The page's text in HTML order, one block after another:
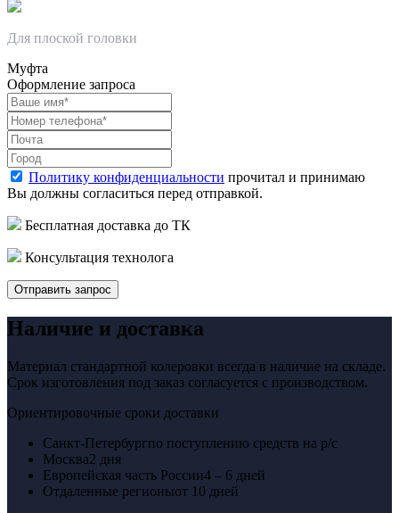
Для плоской головки
Муфта
Оформление запроса
Политику конфиденциальности прочитал и принимаю
Вы должны согласиться перед отправкой.
Бесплатная доставка до ТК
Консультация технолога
Отправить запрос
Наличие и доставка
Материал стандартной колеровки всегда в наличие на складе.
Срок изготовления под заказ согласуется с производством.
Ориентировочные сроки доставки
Санкт-Петербургпо поступлению средств на р/с
Москва2 дня
Европейская часть России4 – 6 дней
Отдаленные регионыот 10 дней